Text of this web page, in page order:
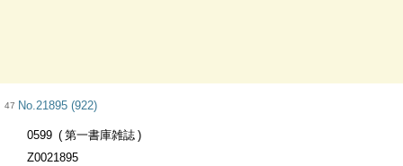
47 No.21895 (922)
0599
第一書庫雑誌
Z0021895